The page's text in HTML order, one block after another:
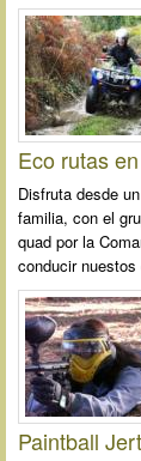
Eco rutas
Disfruta desde
familia, con el
quad por la
conducir nuestos
Paintball